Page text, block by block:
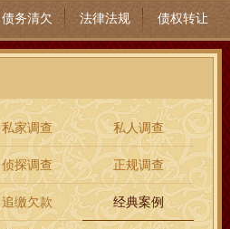
债务清欠 法律法规 债权转让
私家调查 私人调查
侦探调查 正规调查
追缴欠款 经典案例